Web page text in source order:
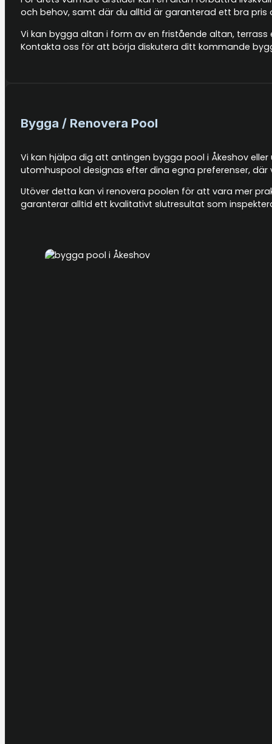
och behov, samt där du alltid är garanterad ett bra
Vi kan bygga altan i form av en fristående altan,
Kontakta oss för att börja diskutera ditt kommande
Bygga / Renovera Pool
Vi kan hjälpa dig att antingen bygga pool i Åkeshov
utomhuspool designas efter dina egna preferenser,
Utöver detta kan vi renovera poolen för att vara mer
garanterar alltid ett kvalitativt slutresultat som